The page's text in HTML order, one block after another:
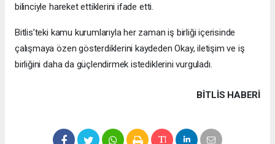
bilinciyle hareket ettiklerini ifade etti.
Bitlis’teki kamu kurumlarıyla her zaman iş birliği içerisinde
çalışmaya özen gösterdiklerini kaydeden Okay, iletişim ve iş
birliğini daha da güçlendirmek istediklerini vurguladı.
BITLIS HABERİ